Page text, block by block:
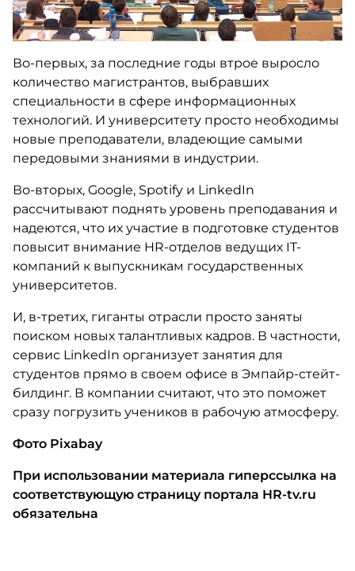
Во-первых, за последние годы втрое выросло
количество магистрантов, выбравших
специальности в сфере информационных
технологий. И университету просто необходимы
новые преподаватели, владеющие самыми
передовыми знаниями в индустрии.
Во-вторых, Google, Spotify и LinkedIn
рассчитывают поднять уровень преподавания и
надеются, что их участие в подготовке студентов
повысит внимание HR-отделов ведущих IT-
компаний к выпускникам государственных
университетов.
И, в-третих, гиганты отрасли просто заняты
поиском новых талантливых кадров. В частности,
сервис LinkedIn организует занятия для
студентов прямо в своем офисе в Эмпайр-стейт-
билдинг. В компании считают, что это поможет
сразу погрузить учеников в рабочую атмосферу.
Фото Pixabay
При использовании материала гиперссылка на
соответствующую страницу портала HR-tv.ru
обязательна